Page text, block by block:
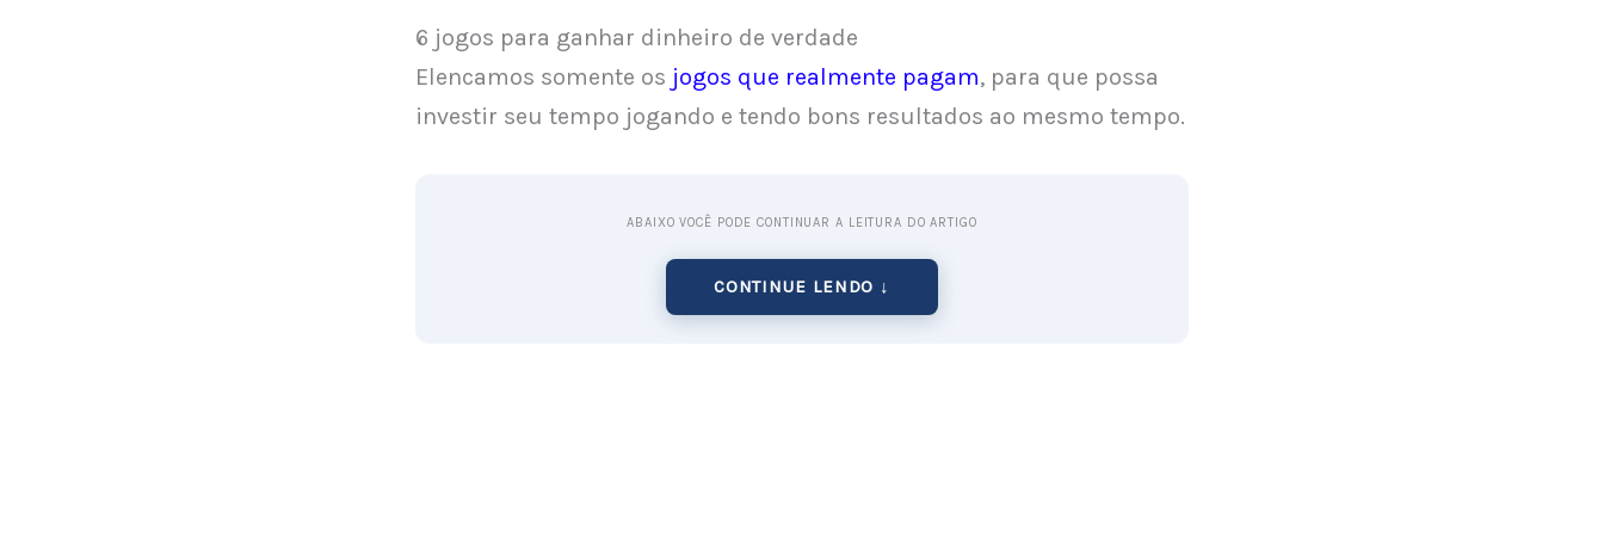
6 jogos para ganhar dinheiro de verdade
Elencamos somente os jogos que realmente pagam, para que possa
investir seu tempo jogando e tendo bons resultados ao mesmo tempo.
ABAIXO VOCÊ PODE CONTINUAR A LEITURA DO ARTIGO
CONTINUE LENDO ↓